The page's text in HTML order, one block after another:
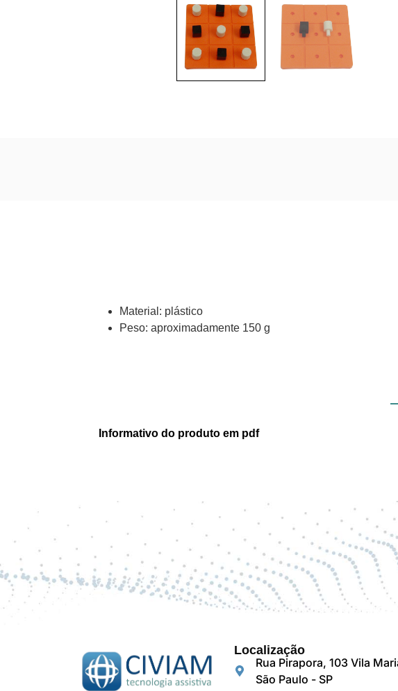
Material: plástico
Peso: aproximadamente 150 g
Informativo do produto em pdf
Localização
Rua Pirapora, 103 Vila
São Paulo - SP